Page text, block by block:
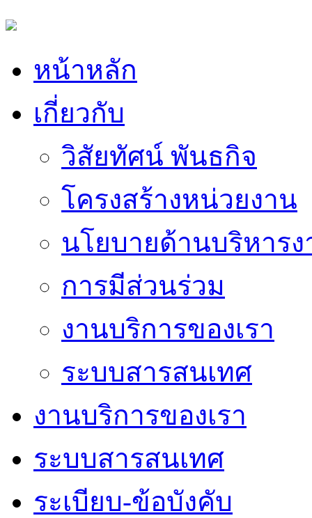
หน้าหลัก
เกี่ยวกับ
วิสัยทัศน์ พันธกิจ
โครงสร้างหน่วยงาน
นโยบายด้านบริหาร
การมีส่วนร่วม
งานบริการของเรา
ระบบสารสนเทศ
งานบริการของเรา
ระบบสารสนเทศ
ระเบียบ-ข้อบังคับ